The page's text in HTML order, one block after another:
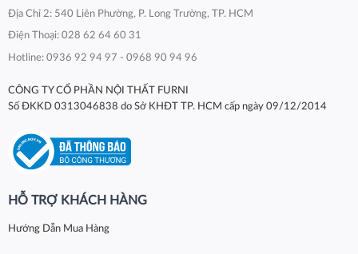
Địa Chỉ 2: 540 Liên Phường, P. Long Trường, TP. HCM
Điện Thoại: 028 62 64 60 31
Hotline: 0936 92 94 97 - 0968 90 94 96
CÔNG TY CỔ PHẦN NỘI THẤT FURNI
Số ĐKKD 0313046838 do Sở KHĐT TP. HCM cấp ngày 09/12/2014
HỖ TRỢ KHÁCH HÀNG
Hướng Dẫn Mua Hàng